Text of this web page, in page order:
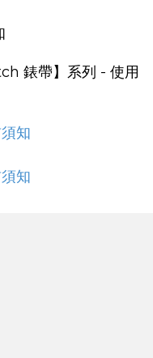
錶帶】系列 - 使用
知
知